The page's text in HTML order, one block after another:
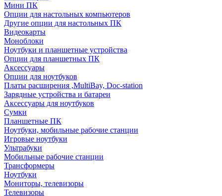
Мини ПК
Опции для настольных компьютеров
Другие опции для настольных ПК
Видеокарты
Моноблоки
Ноутбуки и планшетные устройства
Опции для планшетных ПК
Аксессуары
Опции для ноутбуков
Платы расширения ,MultiBay, Doc-station
Зарядные устройства и батареи
Аксессуары для ноутбуков
Сумки
Планшетные ПК
Ноутбуки, мобильные рабочие станции
Игровые ноутбуки
Ультрабуки
Мобильные рабочие станции
Трансформеры
Ноутбуки
Мониторы, телевизоры
Телевизоры